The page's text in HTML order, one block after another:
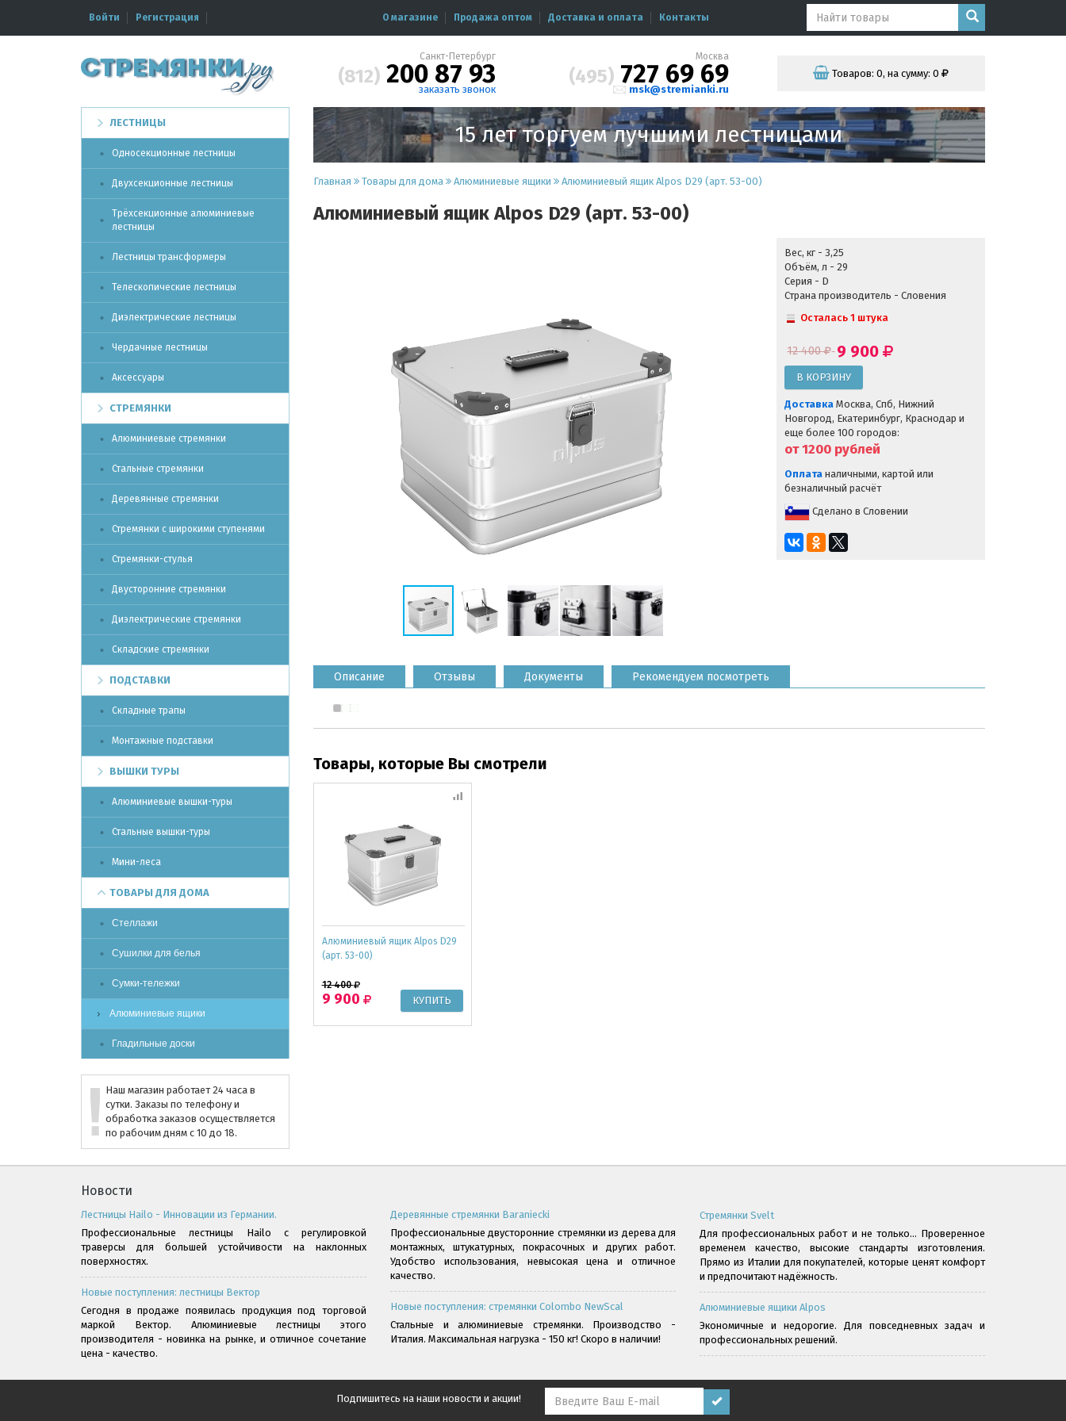
Войти Регистрация О магазине Продажа оптом Доставка и оплата Контакты
Санкт-Петербург
(812) 200 87 93
заказать звонок
Москва
(495) 727 69 69
msk@stremianki.ru
Товаров:0, на сумму:0
ЛЕСТНИЦЫ
Односекционные лестницы
Двухсекционные лестницы
Трёхсекционные алюминиевые
лестницы
Лестницы трансформеры
Телескопические лестницы
Диэлектрические лестницы
Чердачные лестницы
Аксессуары
СТРЕМЯНКИ
Алюминиевые стремянки
Стальные стремянки
Деревянные стремянки
Стремянки с широкими ступенями
Стремянки-стулья
Двусторонние стремянки
Диэлектрические стремянки
Складские стремянки
ПОДСТАВКИ
Складные трапы
Монтажные подставки
ВЫШКИ ТУРЫ
Алюминиевые вышки-туры
Стальные вышки-туры
Мини-леса
ТОВАРЫ ДЛЯ ДОМА
Стеллажи
Сушилки для белья
Сумки-тележки
Алюминиевые ящики
Гладильные доски
Наш магазин работает 24 часа в
сутки. Заказы по телефону и
обработка заказов осуществляется
по рабочим дням с 10 до 18.
15 лет торгуем лучшими лестницами
Главная Товары для дома Алюминиевые ящики Алюминиевый ящик Alpos D29 (арт. 53-00)
Алюминиевый ящик Alpos D29 (арт. 53-00)
Вес, кг - 3,25
Объём, л - 29
Серия - D
Страна производитель - Словения
Осталась 1 штука
12 400 9 900
Доставка Москва, Спб, Нижний
Новгород, Екатеринбург, Краснодар и
еще более 100 городов:
от 1200 рублей
Оплата наличными, картой или
безналичный расчёт
Сделано в Словении
Описание Отзывы Документы Рекомендуем посмотреть
Товары, которые Вы смотрели
Алюминиевый ящик Alpos D29
(арт. 53-00)
12 400
9 900
Новости
Лестницы Hailo - Инновации из Германии.
Профессиональные лестницы Hailo с регулировкой
траверсы для большей устойчивости на наклонных
поверхностях.
Новые поступления: лестницы Вектор
Сегодня в продаже появилась продукция под торговой
маркой Вектор. Алюминиевые лестницы этого
производителя - новинка на рынке, и отличное сочетание
цена - качество.
Деревянные стремянки Baraniecki
Профессиональные двусторонние стремянки из дерева для
монтажных, штукатурных, покрасочных и других работ.
Удобство использования, невысокая цена и отличное
качество.
Новые поступления: стремянки Colombo NewScal
Стальные и алюминиевые стремянки. Производство -
Италия. Максимальная нагрузка - 150 кг! Скоро в наличии!
Стремянки Svelt
Для профессиональных работ и не только... Проверенное
временем качество, высокие стандарты изготовления.
Прямо из Италии для покупателей, которые ценят комфорт
и предпочитают надёжность.
Алюминиевые ящики Alpos
Экономичные и недорогие. Для повседневных задач и
профессиональных решений.
Подпишитесь на наши новости и акции!